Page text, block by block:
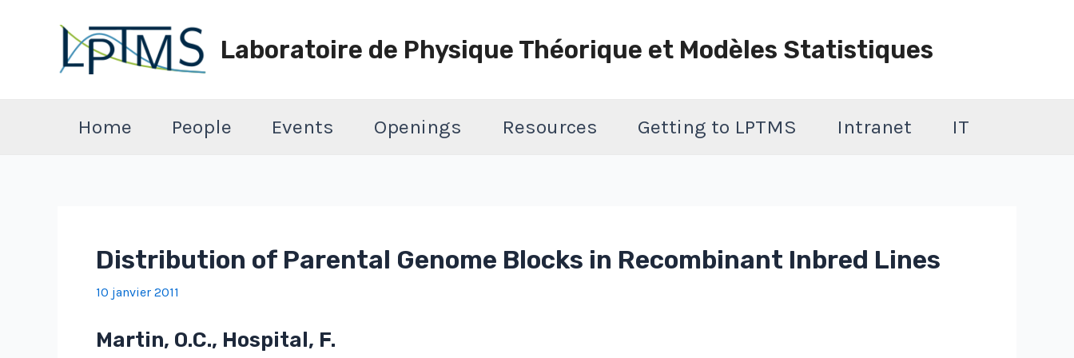
Laboratoire de Physique Théorique et Modèles Statistiques
Home People Events Openings Resources Getting to LPTMS Intranet IT
Distribution of Parental Genome Blocks in Recombinant Inbred Lines
10 janvier 2011
Martin, O.C., Hospital, F.